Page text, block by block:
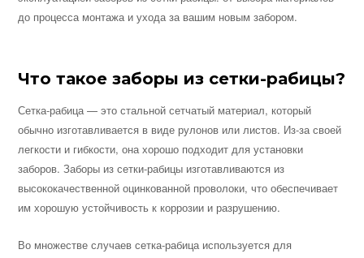
до процесса монтажа и ухода за вашим новым забором.
Что такое заборы из сетки-рабицы?
Сетка-рабица — это стальной сетчатый материал, который
обычно изготавливается в виде рулонов или листов. Из-за своей
легкости и гибкости, она хорошо подходит для установки
заборов. Заборы из сетки-рабицы изготавливаются из
высококачественной оцинкованной проволоки, что обеспечивает
им хорошую устойчивость к коррозии и разрушению.
Во множестве случаев сетка-рабица используется для